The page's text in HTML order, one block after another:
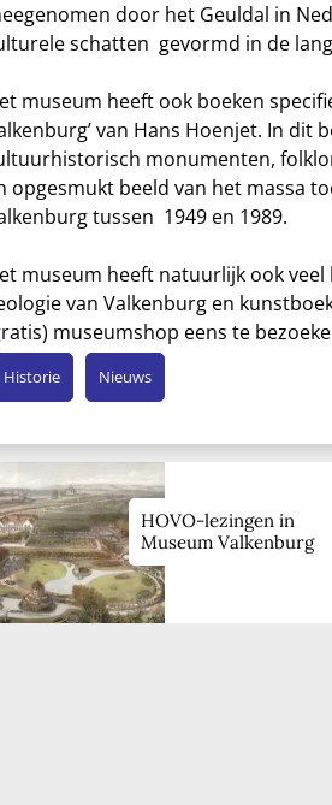
door het Geuldal in
schatten gevormd in de
museum heeft ook boeken
van Hans Hoenjet. In dit
monumenten,
opgesmukt beeld van het massa
tussen 1949 en 1989.
museum heeft natuurlijk ook
van Valkenburg en
museumshop eens te
Historie Nieuws
HOVO-lezingen in
Museum Valkenburg